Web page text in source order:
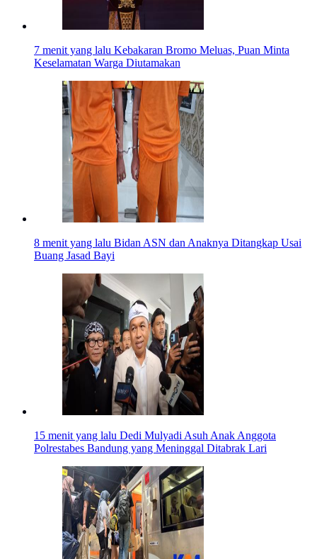
7 menit yang lalu Kebakaran Bromo Meluas, Puan Minta
Keselamatan Warga Diutamakan
8 menit yang lalu Bidan ASN dan Anaknya Ditangkap Usai
Buang Jasad Bayi
15 menit yang lalu Dedi Mulyadi Asuh Anak Anggota
Polrestabes Bandung yang Meninggal Ditabrak Lari